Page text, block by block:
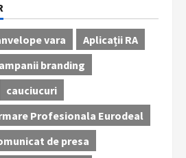
vara
Aplicații RA
branding
cauciucuri
Profesionala Eurodeal
de presa